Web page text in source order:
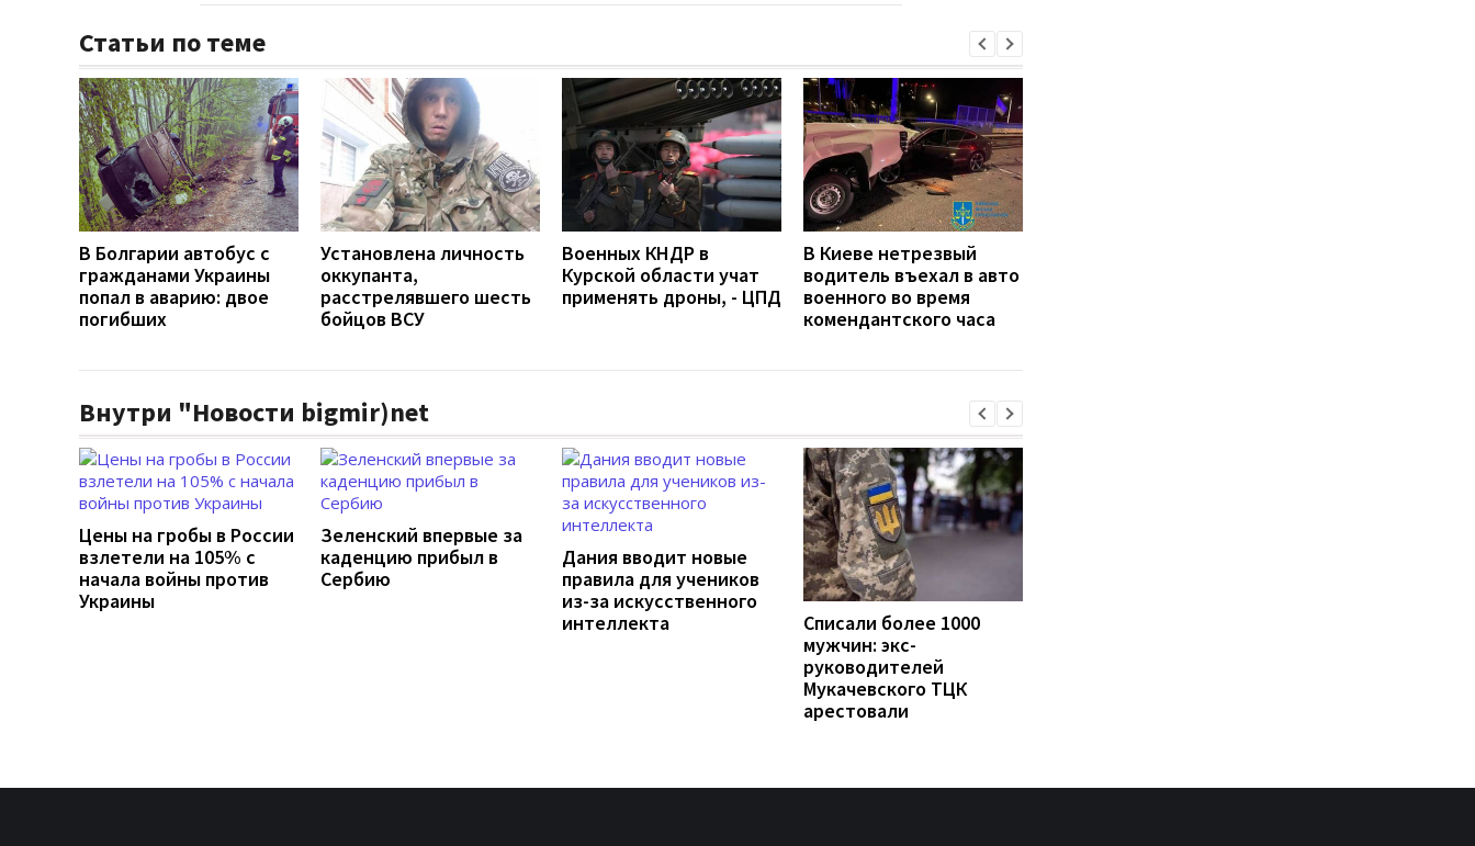
Статьи по теме
В Болгарии автобус с
гражданами Украины
попал в аварию: двое
погибших
Установлена личность
оккупанта,
расстрелявшего шесть
бойцов ВСУ
Военных КНДР в
Курской области учат
применять дроны, - ЦПД
В Киеве нетрезвый
водитель въехал в авто
военного во время
комендантского часа
Внутри "Новости bigmir)net
Цены на гробы в России
взлетели на 105% с
начала войны против
Украины
Зеленский впервые за
каденцию прибыл в
Сербию
Дания вводит новые
правила для учеников
из-за искусственного
интеллекта
Списали более 1000
мужчин: экс-
руководителей
Мукачевского ТЦК
арестовали